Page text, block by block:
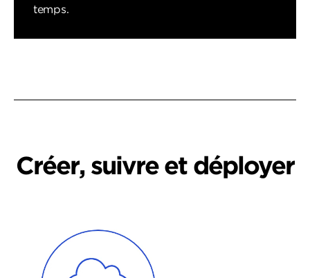
temps.
Créer, suivre et déployer